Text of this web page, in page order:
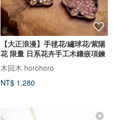
【大正浪漫】手毬花/繡球花/紫陽
花 限量 日系花卉手工木鑲嵌項鍊
木回木 horohoro
NT$ 1,280